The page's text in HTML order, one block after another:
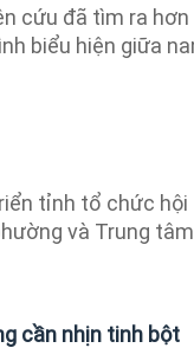
cứu đã tìm ra hơn
biểu hiện giữa
tỉnh tổ chức hội
và Trung
cần nhịn tinh bột